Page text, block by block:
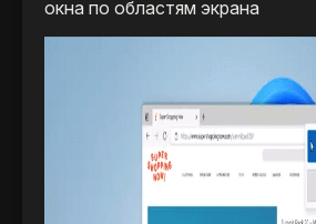
окна по областям экрана